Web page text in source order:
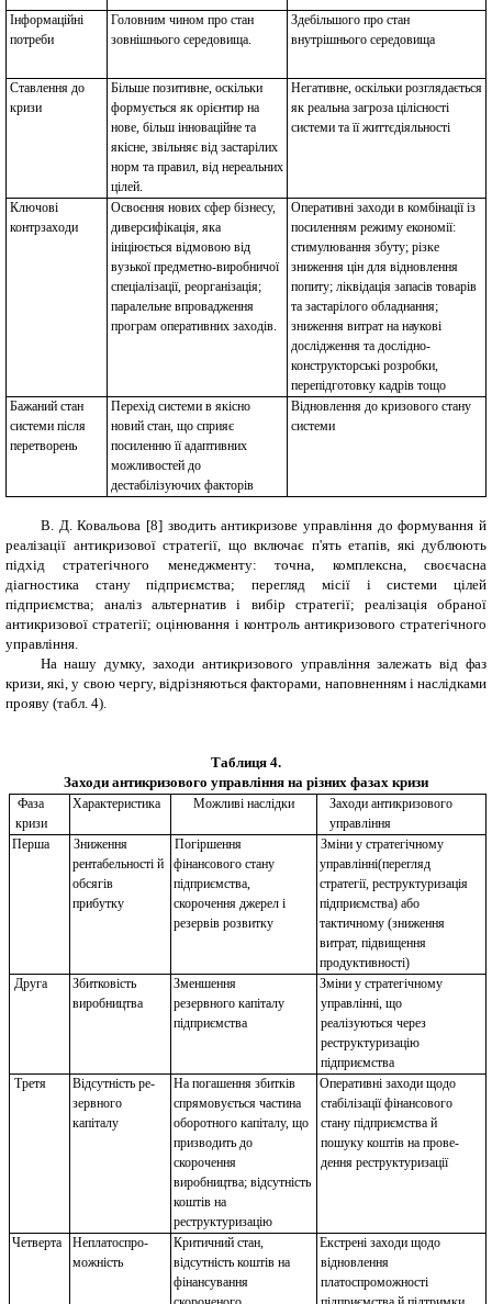
Інформаційні
потреби
Головним чином про стан
зовнішнього середовища.
Здебільшого про стан
внутрішнього середовища
Ставлення до
кризи
Більше позитивне, оскільки
формується як орієнтир на
нове, більш інноваційне та
якісне, звільняє від застарілих
норм та правил, від нереальних
цілей.
Негативне, оскільки розглядається
як реальна загроза цілісності
системи та її життєдіяльності
Ключові
контрзаходи
Освоєння нових сфер бізнесу,
диверсифікація, яка
ініціюється відмовою від
вузької предметно-виробничої
спеціалізації, реорганізація;
паралельне впровадження
програм оперативних заходів.
Оперативні заходи в комбінації із
посиленням режиму економії:
стимулювання збуту; різке
зниження цін для відновлення
попиту; ліквідація запасів товарів
та застарілого обладнання;
зниження витрат на наукові
дослідження та дослідно-
конструкторські розробки,
перепідготовку кадрів тощо
Бажаний стан
системи після
перетворень
Перехід системи в якісно
новий стан, що сприяє
посиленню її адаптивних
можливостей до
дестабілізуючих факторів
Відновлення до кризового стану
системи
В. Д. Ковальова [8] зводить антикризове управління до формування й
реалізації антикризової стратегії, що включає п'ять етапів, які дублюють
підхід стратегічного менеджменту: точна, комплексна, своєчасна
діагностика стану підприємства; перегляд місії і системи цілей
підприємства; аналіз альтернатив і вибір стратегії; реалізація обраної
антикризової стратегії; оцінювання і контроль антикризового стратегічного
управління.
На нашу думку, заходи антикризового управління залежать від фаз
кризи, які, у свою чергу, відрізняються факторами, наповненням і наслідками
прояву (табл. 4).
Таблиця 4.
Заходи антикризового управління на різних фазах кризи
Фаза
кризи
Характеристика Можливі наслідки
Заходи антикризового
управління
Перша
Зниження
рентабельності й
обсягів
прибутку
Погіршення
фінансового стану
підприємства,
скорочення джерел і
резервів розвитку
Зміни у стратегічному
управлінні(перегляд
стратегії, реструктуризація
підприємства) або
тактичному (зниження
витрат, підвищення
продуктивності)
Друга
Збитковість
виробництва
Зменшення
резервного капіталу
підприємства
Зміни у стратегічному
управлінні, що
реалізуються через
реструктуризацію
підприємства
Третя
Відсутність ре­
зервного
капіталу
На погашення збитків
спрямовується частина
оборотного капіталу, що
призводить до
скорочення
виробництва; відсутність
коштів на
реструктуризацію
Оперативні заходи щодо
стабілізації фінансового
стану підприємства й
пошуку коштів на прове­
дення реструктуризації
Четверта
Неплатоспро­
можність
Критичний стан,
відсутність коштів на
фінансування
Екстрені заходи щодо
відновлення
платоспроможності